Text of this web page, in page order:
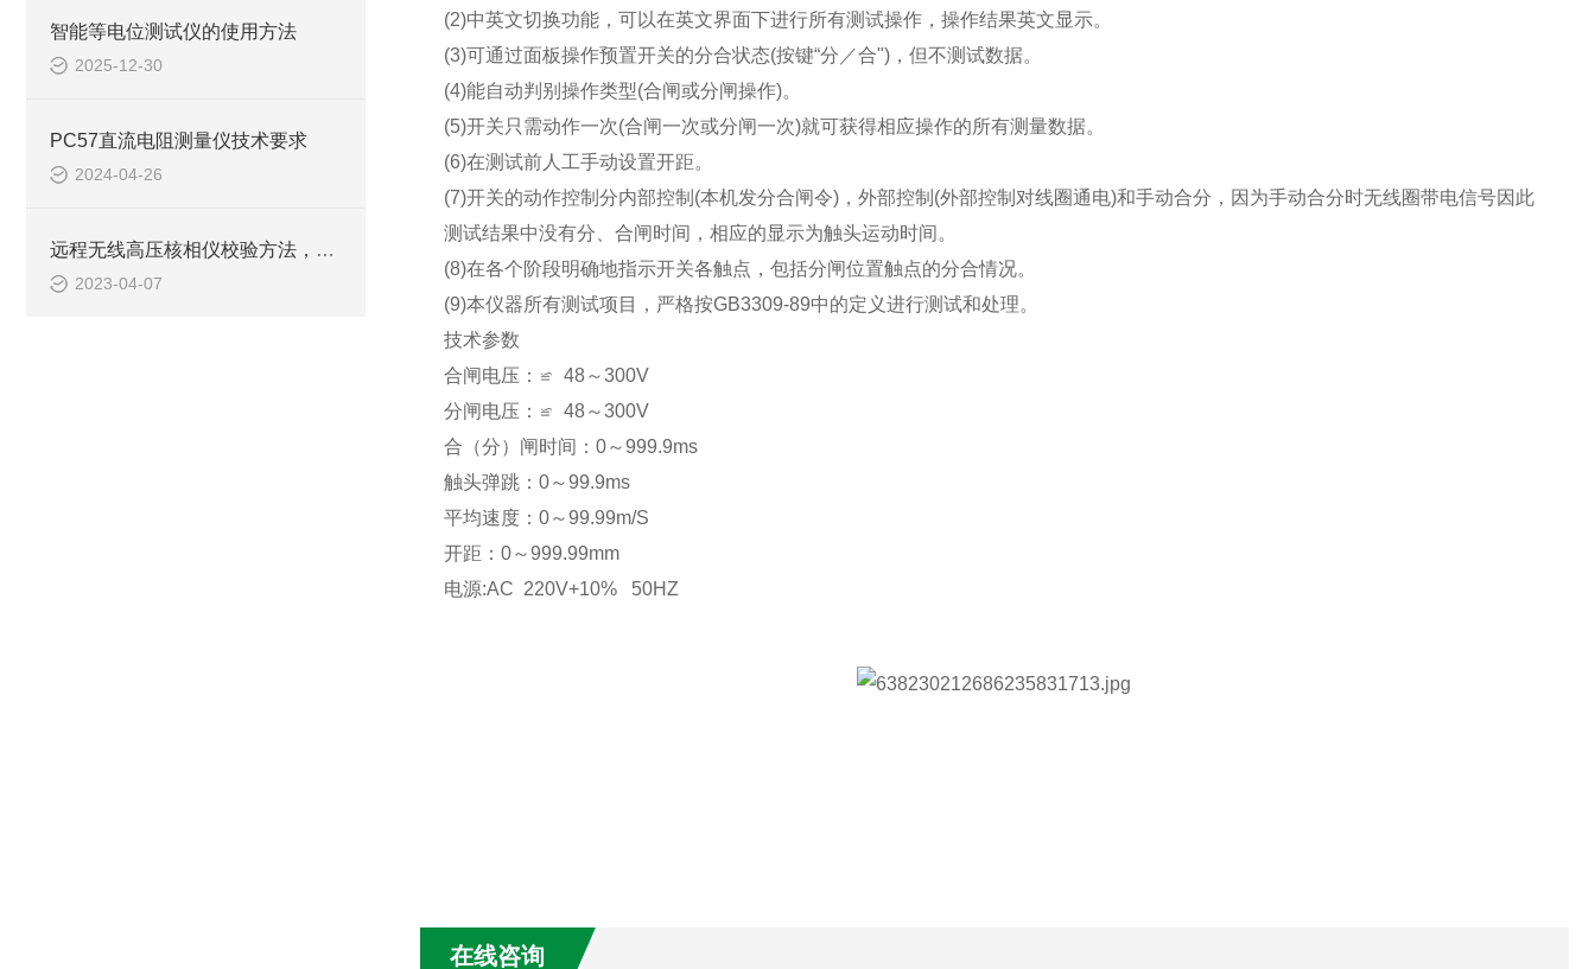
智能等电位测试仪的使用方法
2025-12-30
PC57直流电阻测量仪技术要求
2024-04-26
远程无线高压核相仪校验方法，值得收藏！
2023-04-07
(2)中英文切换功能，可以在英文界面下进行所有测试操作，操作结果英文显示。
(3)可通过面板操作预置开关的分合状态(按键“分／合")，但不测试数据。
(4)能自动判别操作类型(合闸或分闸操作)。
(5)开关只需动作一次(合闸一次或分闸一次)就可获得相应操作的所有测量数据。
(6)在测试前人工手动设置开距。
(7)开关的动作控制分内部控制(本机发分合闸令)，外部控制(外部控制对线圈通电)和手动合分，因为手动合分时无线圈带电信号因此
测试结果中没有分、合闸时间，相应的显示为触头运动时间。
(8)在各个阶段明确地指示开关各触点，包括分闸位置触点的分合情况。
(9)本仪器所有测试项目，严格按GB3309-89中的定义进行测试和处理。
技术参数
合闸电压：≌ 48～300V
分闸电压：≌ 48～300V
合（分）闸时间：0～999.9ms
触头弹跳：0～99.9ms
平均速度：0～99.99m/S
开距：0～999.99mm
电源:AC 220V+10% 50HZ
在线咨询